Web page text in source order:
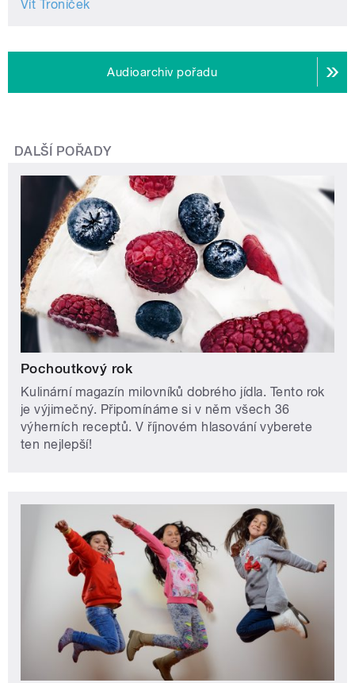
Vít Troníček
Audioarchiv pořadu
DALŠÍ POŘADY
Pochoutkový rok
Kulinární magazín milovníků dobrého jídla. Tento rok
je výjimečný. Připomínáme si v něm všech 36
výherních receptů. V říjnovém hlasování vyberete
ten nejlepší!